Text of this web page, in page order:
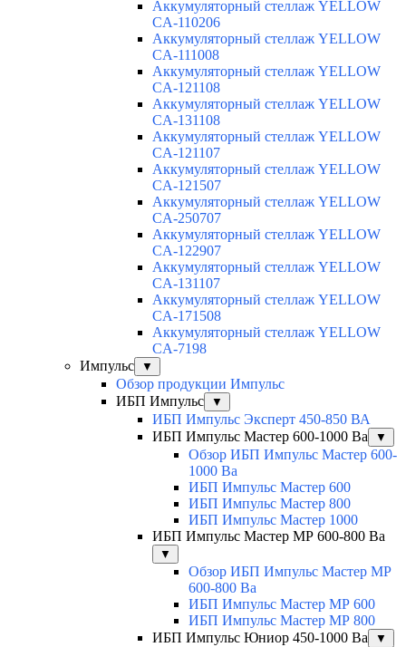
Аккумуляторный стеллаж YELLOW
CA-110206
Аккумуляторный стеллаж YELLOW
CA-111008
Аккумуляторный стеллаж YELLOW
CA-121108
Аккумуляторный стеллаж YELLOW
CA-131108
Аккумуляторный стеллаж YELLOW
CA-121107
Аккумуляторный стеллаж YELLOW
CA-121507
Аккумуляторный стеллаж YELLOW
CA-250707
Аккумуляторный стеллаж YELLOW
CA-122907
Аккумуляторный стеллаж YELLOW
CA-131107
Аккумуляторный стеллаж YELLOW
CA-171508
Аккумуляторный стеллаж YELLOW
CA-7198
Импульс
▼
Обзор продукции Импульс
ИБП Импульс
▼
ИБП Импульс Эксперт 450-850 ВА
ИБП Импульс Мастер 600-1000 Ва
▼
Обзор ИБП Импульс Мастер 600-
1000 Ва
ИБП Импульс Мастер 600
ИБП Импульс Мастер 800
ИБП Импульс Мастер 1000
ИБП Импульс Мастер МР 600-800 Ва
▼
Обзор ИБП Импульс Мастер МР
600-800 Ва
ИБП Импульс Мастер МР 600
ИБП Импульс Мастер МР 800
ИБП Импульс Юниор 450-1000 Ва
▼